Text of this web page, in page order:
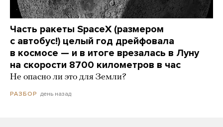
Часть ракеты SpaceX (размером
с автобус!) целый год дрейфовала
в космосе — и в итоге врезалась в Луну
на скорости 8700 километров в час
Не опасно ли это для Земли?
РАЗБОР день назад